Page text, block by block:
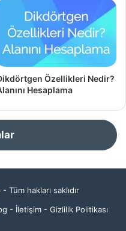
Özellikleri Nedir?
Hesaplama
hakları saklıdır
- İletişim - Gizlilik Politikası